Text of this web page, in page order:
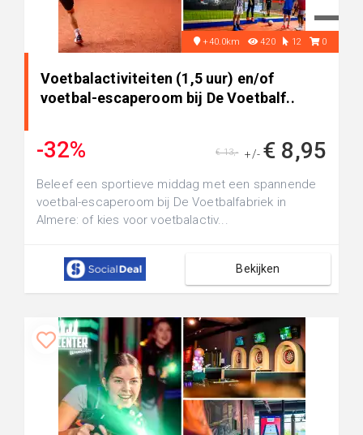
+40.0km 420 12 0
Voetbalactiviteiten (1,5 uur) en/of
voetbal-escaperoom bij De Voetbalf..
-32% +/- € 8,95
€ 13,-
Beleef een sportieve middag met een spannende
voetbal-escaperoom bij De Voetbalfabriek in
Almere: of kies voor voetbalactiv...
Bekijken